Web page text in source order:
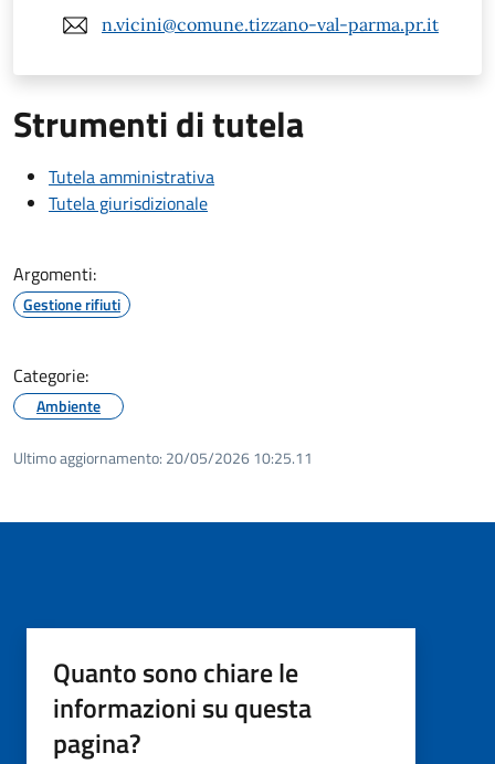
n.vicini@comune.tizzano-val-parma.pr.it
Strumenti di tutela
Tutela amministrativa
Tutela giurisdizionale
Argomenti:
Gestione rifiuti
Categorie:
Ambiente
Ultimo aggiornamento: 20/05/2026 10:25.11
Quanto sono chiare le
informazioni su questa
pagina?